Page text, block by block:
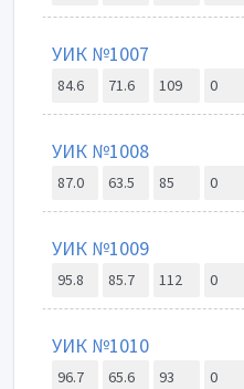
УИК №1007
84.6 71.6 109 0
УИК №1008
87.0 63.5 85 0
УИК №1009
95.8 85.7 112 0
УИК №1010
96.7 65.6 93 0